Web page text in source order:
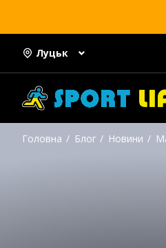
Луцьк
Головна Блог Новини